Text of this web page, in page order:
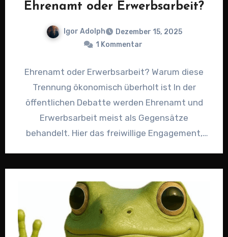
Ehrenamt oder Erwerbsarbeit?
Igor Adolph
Dezember 15, 2025
1 Kommentar
Ehrenamt oder Erwerbsarbeit? Warum diese
Trennung ökonomisch überholt ist In der
öffentlichen Debatte werden Ehrenamt und
Erwerbsarbeit meist als Gegensätze
behandelt. Hier das freiwillige Engagement,